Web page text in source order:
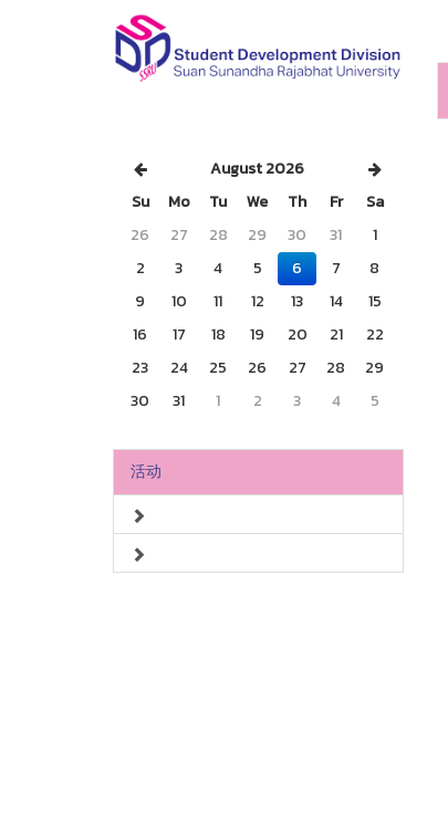
August 2026
Su
Mo Tu We Th Fr
Sa
26
27 28 29 30 31
1
2
3 4 5 6 7
8
9
10 11 12 13 14
15
16
17 18 19 20 21
22
23
24 25 26 27 28
29
30
31 1 2 3 4 5
活动